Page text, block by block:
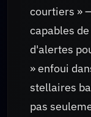
courtiers »
capables
d'alertes
» enfoui
stellaires
pas